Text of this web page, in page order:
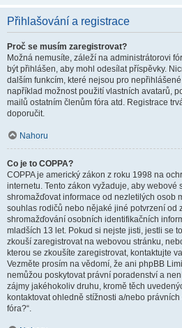
Přihlašování a registrace
Proč se musím zaregistrovat?
Možná nemusíte, záleží na administrátorovi
být přihlášen, aby mohl odesílat příspěvky.
dalším funkcím, které nejsou pro
například možnost použití vlastních avatarů,
mailů ostatním členům fóra atd. Registrace
doporučit.
Nahoru
Co je to COPPA?
COPPA je americký zákon z roku 1998 na
internetu. Tento zákon vyžaduje, aby webové
shromažďovat informace od nezletilých osob
souhlas rodičů nebo nějaké jiné potvrzení od
shromažďování osobních identifikačních
mladších 13 let. Pokud si nejste jisti, jestli se
zkouší zaregistrovat na webovou stránku,
kterou se zkoušíte zaregistrovat, kontaktujte
Vezměte prosím na vědomí, že ani phpBB
nemůžou poskytovat právní poradenství a
zájmy jakéhokoliv druhu, kromě těch
kontaktovat ohledně stížnosti a/nebo
fóra?“.